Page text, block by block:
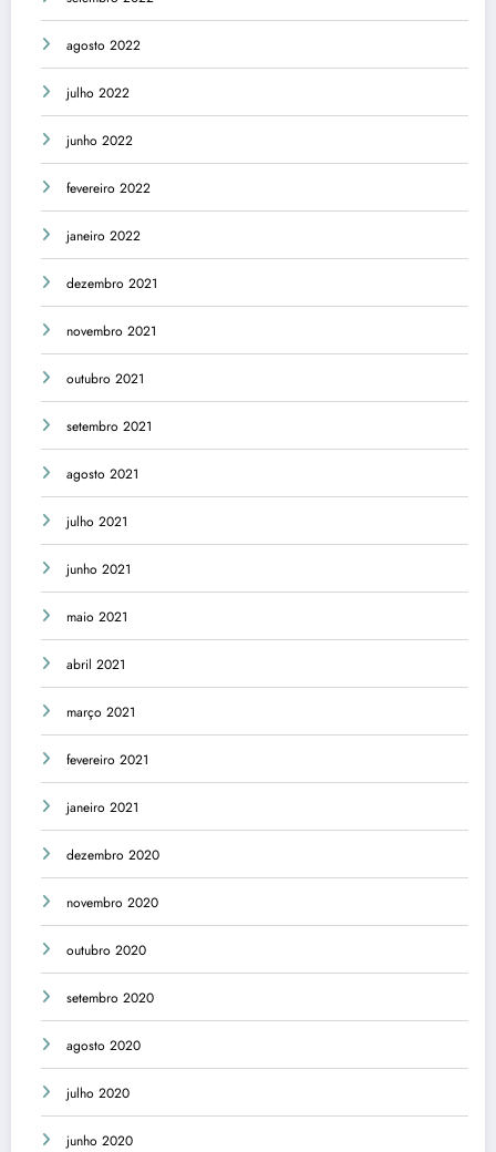
agosto 2022
julho 2022
junho 2022
fevereiro 2022
janeiro 2022
dezembro 2021
novembro 2021
outubro 2021
setembro 2021
agosto 2021
julho 2021
junho 2021
maio 2021
abril 2021
março 2021
fevereiro 2021
janeiro 2021
dezembro 2020
novembro 2020
outubro 2020
setembro 2020
agosto 2020
julho 2020
junho 2020